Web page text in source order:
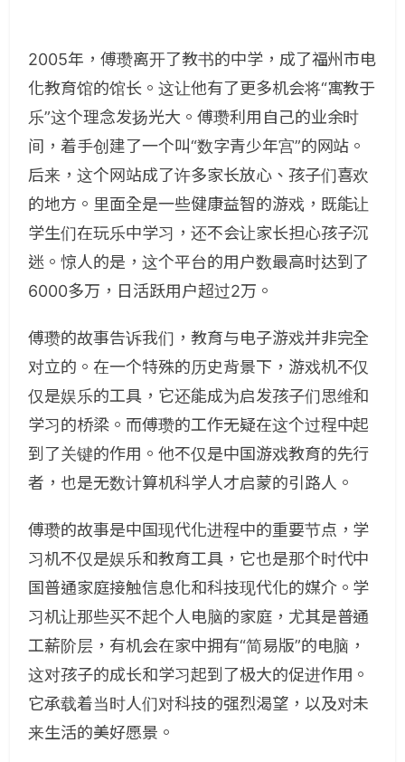
2005年，傅瓒离开了教书的中学，成了福州市电
化教育馆的馆长。这让他有了更多机会将“寓教于
乐”这个理念发扬光大。傅瓒利用自己的业余时
间，着手创建了一个叫“数字青少年宫”的网站。
后来，这个网站成了许多家长放心、孩子们喜欢
的地方。里面全是一些健康益智的游戏，既能让
学生们在玩乐中学习，还不会让家长担心孩子沉
迷。惊人的是，这个平台的用户数最高时达到了
6000多万，日活跃用户超过2万。
傅瓒的故事告诉我们，教育与电子游戏并非完全
对立的。在一个特殊的历史背景下，游戏机不仅
仅是娱乐的工具，它还能成为启发孩子们思维和
学习的桥梁。而傅瓒的工作无疑在这个过程中起
到了关键的作用。他不仅是中国游戏教育的先行
者，也是无数计算机科学人才启蒙的引路人。
傅瓒的故事是中国现代化进程中的重要节点，学
习机不仅是娱乐和教育工具，它也是那个时代中
国普通家庭接触信息化和科技现代化的媒介。学
习机让那些买不起个人电脑的家庭，尤其是普通
工薪阶层，有机会在家中拥有“简易版”的电脑，
这对孩子的成长和学习起到了极大的促进作用。
它承载着当时人们对科技的强烈渴望，以及对未
来生活的美好愿景。